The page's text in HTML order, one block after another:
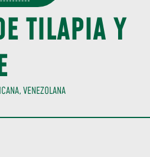
TILAPIA Y
VENEZOLANA